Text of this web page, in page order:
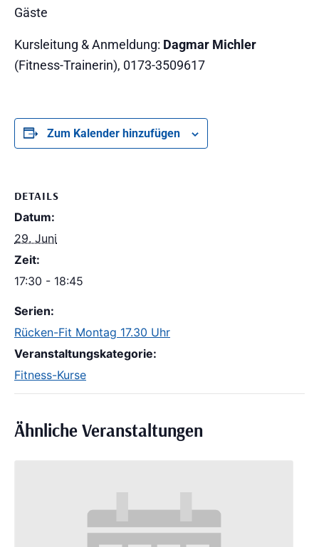
Gäste
Kursleitung & Anmeldung: Dagmar Michler
(Fitness-Trainerin), 0173-3509617
Zum Kalender hinzufügen
DETAILS
Datum:
29. Juni
Zeit:
17:30 - 18:45
Serien:
Rücken-Fit Montag 17.30 Uhr
Veranstaltungskategorie:
Fitness-Kurse
Ähnliche Veranstaltungen